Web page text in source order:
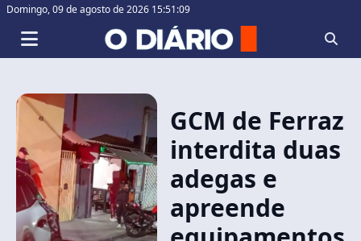
Domingo,09 de agosto de 2026 15:51:09
GCM de Ferraz
interdita duas
adegas e
apreende